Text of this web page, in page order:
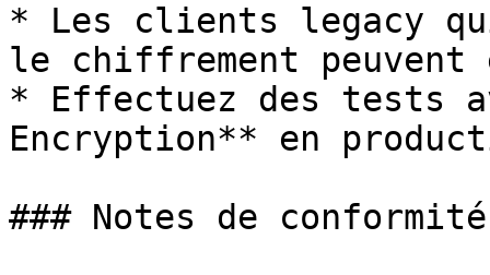
* Les clients legacy
le chiffrement peuvent
* Effectuez des tests
Encryption** en
### Notes de conformité